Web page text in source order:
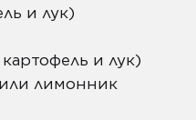
и лук)
и лук)
лимонник